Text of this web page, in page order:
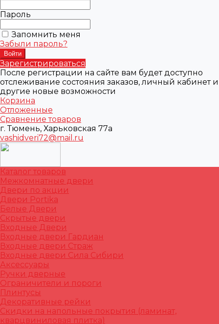
Пароль
Запомнить меня
Забыли пароль?
Зарегистрироваться
После регистрации на сайте вам будет доступно
отслеживание состояния заказов, личный кабинет и
другие новые возможности
Корзина
Отложенные
Сравнение товаров
г. Тюмень, Харьковская 77а
vashidveri72@mail.ru
Каталог товаров
Межкомнатные двери
Двери по акции
Двери Portika
Белые Двери
Скрытые двери
Входные Двери
Входные двери Гардиан
Входные двери Страж
Входные двери Сила Сибири
Аксессуары
Ручки дверные
Ограничители и пороги
Плинтусы
Декоративные рейки
Скидки на напольные покрытия (ламинат,
кварцвиниловая плитка)